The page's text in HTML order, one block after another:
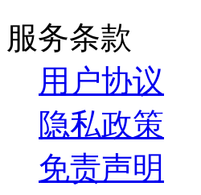
服务条款
用户协议
隐私政策
免责声明